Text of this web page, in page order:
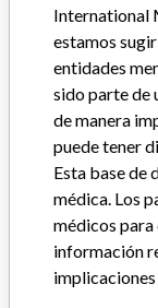
ACERCA DE LA
Explore más de
notificaciones de
conexiones con
Preguntas
Acerca de la
Contáctenos
Créditos
International
estamos
entidades
sido parte de
de manera
puede tener
Esta base de
médica. Los
médicos
información